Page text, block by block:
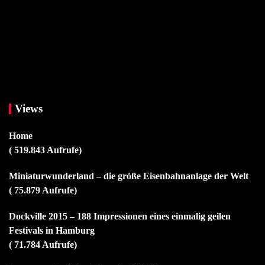
Views
Home
( 519.843 Aufrufe)
Miniaturwunderland – die größe Eisenbahnanlage der Welt
( 75.879 Aufrufe)
Dockville 2015 – 188 Impressionen eines einmalig geilen
Festivals in Hamburg
( 71.784 Aufrufe)